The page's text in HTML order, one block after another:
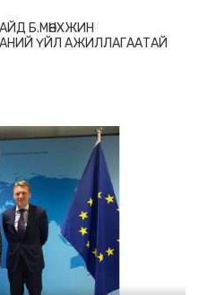
Б.МӨНХЖИН
ҮЙЛ АЖИЛЛАГААТАЙ